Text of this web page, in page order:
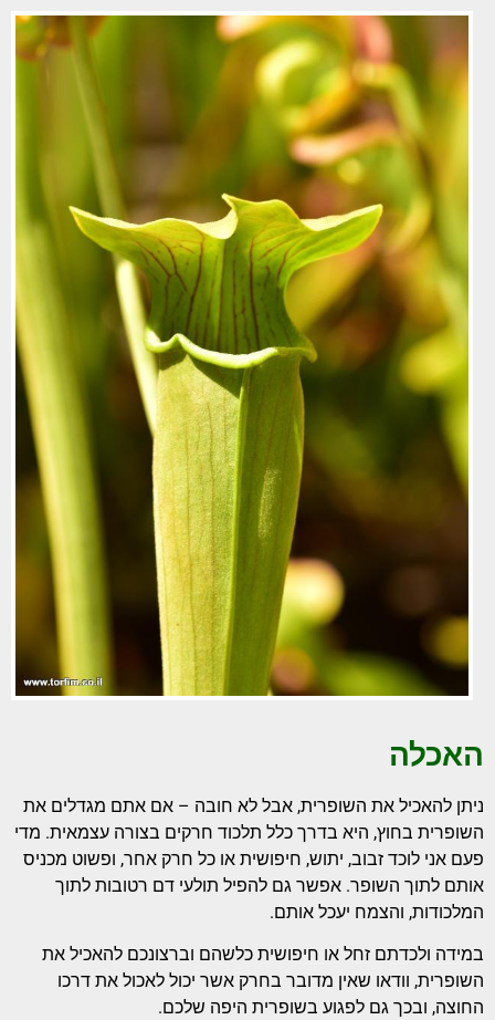
האכלה
ניתן להאכיל את השופרית, אבל לא חובה – אם אתם מגדלים את
השופרית בחוץ, היא בדרך כלל תלכוד חרקים בצורה עצמאית. מדי
פעם אני לוכד זבוב, יתוש, חיפושית או כל חרק אחר, ופשוט מכניס
אותם לתוך השופר. אפשר גם להפיל תולעי דם רטובות לתוך
המלכודות, והצמח יעכל אותם.
במידה ולכדתם זחל או חיפושית כלשהם וברצונכם להאכיל את
השופרית, וודאו שאין מדובר בחרק אשר יכול לאכול את דרכו
החוצה, ובכך גם לפגוע בשופרית היפה שלכם.